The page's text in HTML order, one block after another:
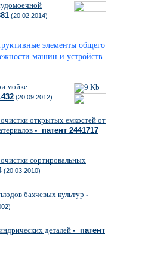
(20.02.2014)
элементы общего
машин и устройств
мойке
(20.09.2012)
открытых емкостей от
- патент 2441717
сортировальных
(20.03.2010)
бахчевых культур -
деталей- патент